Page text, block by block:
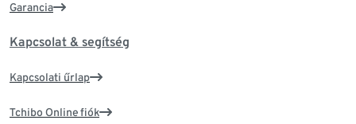
Garancia
Kapcsolat & segítség
Kapcsolati űrlap
Tchibo Online fiók